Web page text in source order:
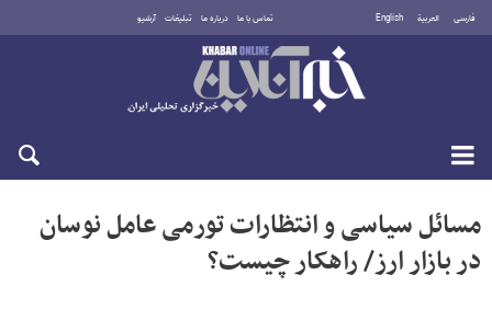
فارسی العربية English تماس با ما درباره ما تبلیغات آرشیو
یکشنبه ۱۸ مرداد ۱۴۰۵
مسائل سیاسی و انتظارات تورمی عامل نوسان
در بازار ارز/ راهکار چیست؟